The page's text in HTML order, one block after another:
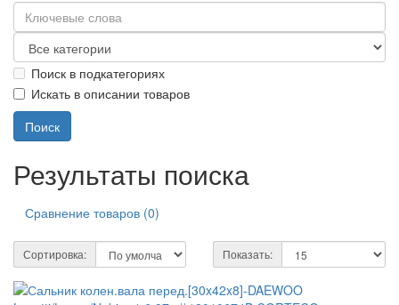
Поиск в подкатегориях
Искать в описании товаров
Результаты поиска
Сравнение товаров (0)
Сортировка: Показать: